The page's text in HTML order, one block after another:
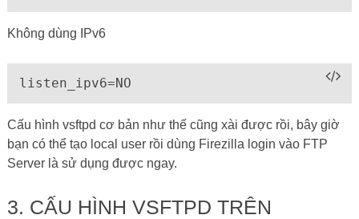
Không dùng IPv6
listen_ipv6=NO
Cấu hình vsftpd cơ bản như thế cũng xài được rồi, bây giờ
bạn có thể tạo local user rồi dùng Firezilla login vào FTP
Server là sử dụng được ngay.
3. CẤU HÌNH VSFTPD TRÊN